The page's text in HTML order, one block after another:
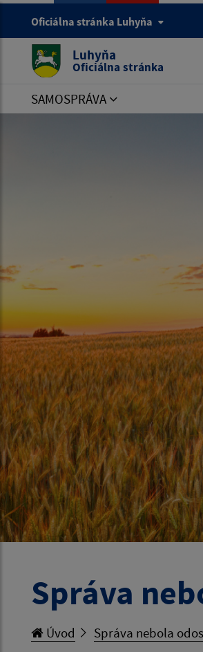
Oficiálna stránka Luhyňa
Luhyňa
Oficiálna stránka
SAMOSPRÁVA
Správa
Úvod Správa nebola